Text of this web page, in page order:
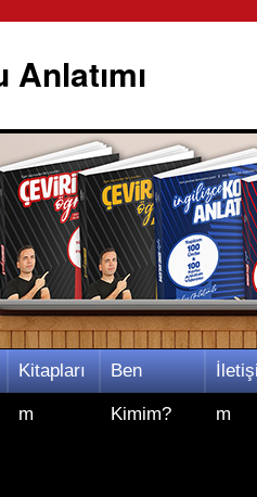
Kitapları
m
Ben
Kimim? m